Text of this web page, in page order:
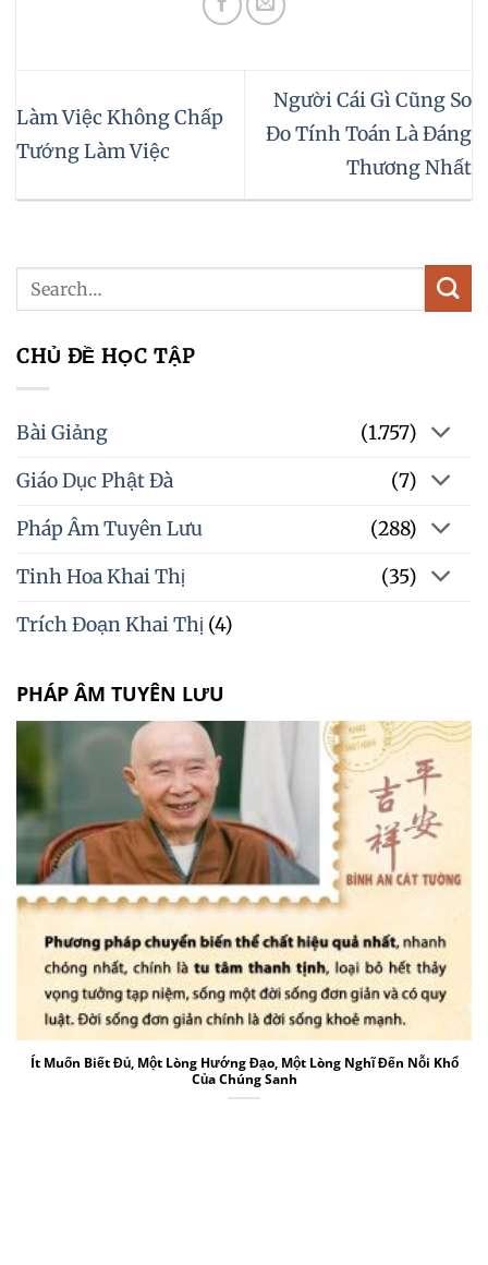
Làm Việc Không Chấp
Tướng Làm Việc
Người Cái Gì Cũng So
Đo Tính Toán Là Đáng
Thương Nhất
CHỦ ĐỀ HỌC TẬP
Bài Giảng
(1.757)
Giáo Dục Phật Đà
(7)
Pháp Âm Tuyên Lưu
(288)
Tinh Hoa Khai Thị
(35)
Trích Đoạn Khai Thị (4)
PHÁP ÂM TUYÊN LƯU
Ít Muốn Biết Đủ, Một Lòng Hướng Đạo, Một Lòng Nghĩ Đến Nỗi Khổ
Của Chúng Sanh